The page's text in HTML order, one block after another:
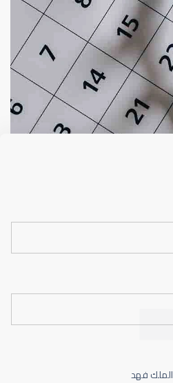
الجدول الزمني لزيارات طبيب عيون